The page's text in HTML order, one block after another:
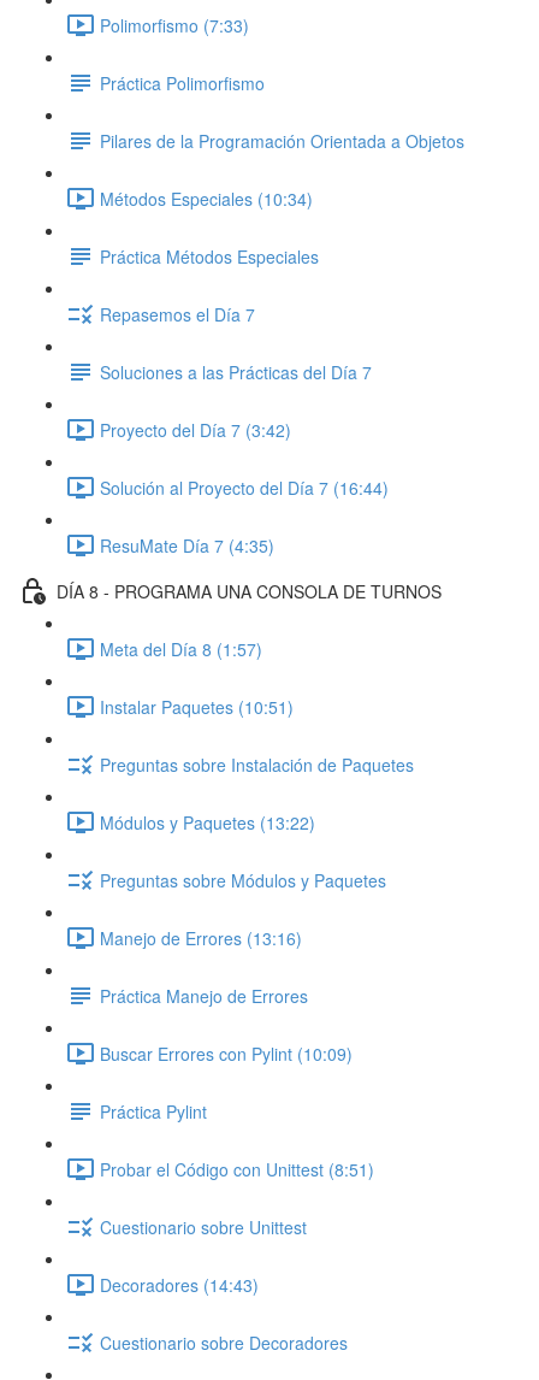
Polimorfismo (7:33)
Práctica Polimorfismo
Pilares de la Programación Orientada a Objetos
Métodos Especiales (10:34)
Práctica Métodos Especiales
Repasemos el Día 7
Soluciones a las Prácticas del Día 7
Proyecto del Día 7 (3:42)
Solución al Proyecto del Día 7 (16:44)
ResuMate Día 7 (4:35)
DÍA 8 - PROGRAMA UNA CONSOLA DE TURNOS
Meta del Día 8 (1:57)
Instalar Paquetes (10:51)
Preguntas sobre Instalación de Paquetes
Módulos y Paquetes (13:22)
Preguntas sobre Módulos y Paquetes
Manejo de Errores (13:16)
Práctica Manejo de Errores
Buscar Errores con Pylint (10:09)
Práctica Pylint
Probar el Código con Unittest (8:51)
Cuestionario sobre Unittest
Decoradores (14:43)
Cuestionario sobre Decoradores